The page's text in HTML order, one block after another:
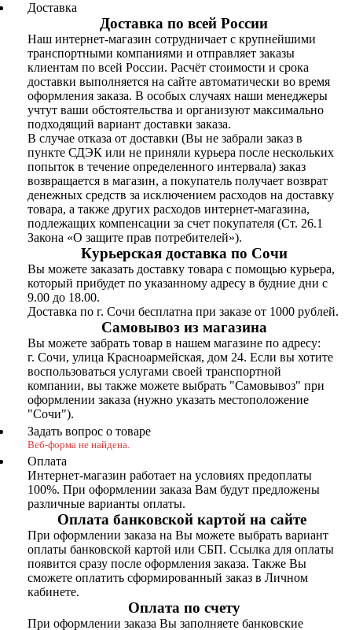
Доставка
Доставка по всей России
Наш интернет-магазин сотрудничает с крупнейшими
транспортными компаниями и отправляет заказы
клиентам по всей России. Расчёт стоимости и срока
доставки выполняется на сайте автоматически во время
оформления заказа. В особых случаях наши менеджеры
учтут ваши обстоятельства и организуют максимально
подходящий вариант доставки заказа.
В случае отказа от доставки (Вы не забрали заказ в
пункте СДЭК или не приняли курьера после нескольких
попыток в течение определенного интервала) заказ
возвращается в магазин, а покупатель получает возврат
денежных средств за исключением расходов на доставку
товара, а также других расходов интернет-магазина,
подлежащих компенсации за счет покупателя (Ст. 26.1
Закона «О защите прав потребителей»).
Курьерская доставка по Сочи
Вы можете заказать доставку товара с помощью курьера,
который прибудет по указанному адресу в будние дни с
9.00 до 18.00.
Доставка по г. Сочи бесплатна при заказе от 1000 рублей.
Самовывоз из магазина
Вы можете забрать товар в нашем магазине по адресу:
г. Сочи, улица Красноармейская, дом 24. Если вы хотите
воспользоваться услугами своей транспортной
компании, вы также можете выбрать "Самовывоз" при
оформлении заказа (нужно указать местоположение
"Сочи").
Задать вопрос о товаре
Веб-форма не найдена.
Оплата
Интернет-магазин работает на условиях предоплаты
100%. При оформлении заказа Вам будут предложены
различные варианты оплаты.
Оплата банковской картой на сайте
При оформлении заказа на Вы можете выбрать вариант
оплаты банковской картой или СБП. Ссылка для оплаты
появится сразу после оформления заказа. Также Вы
сможете оплатить сформированный заказ в Личном
кабинете.
Оплата по счету
При оформлении заказа Вы заполняете банковские